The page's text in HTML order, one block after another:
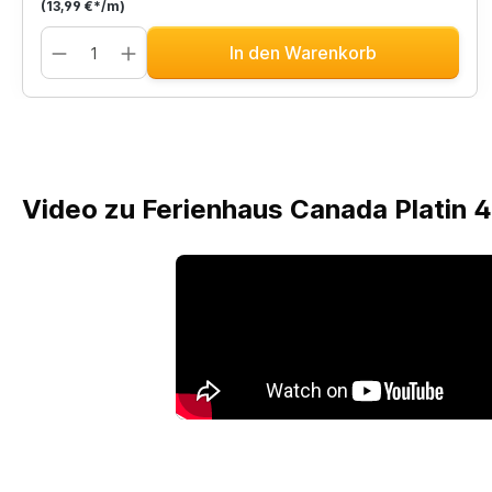
(13,99 €*/m)
In den Warenkorb
Video zu Ferienhaus Canada Platin